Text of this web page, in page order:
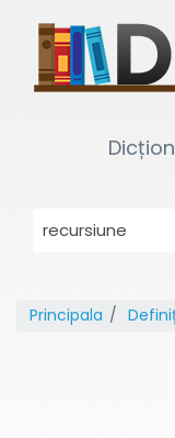
Principala